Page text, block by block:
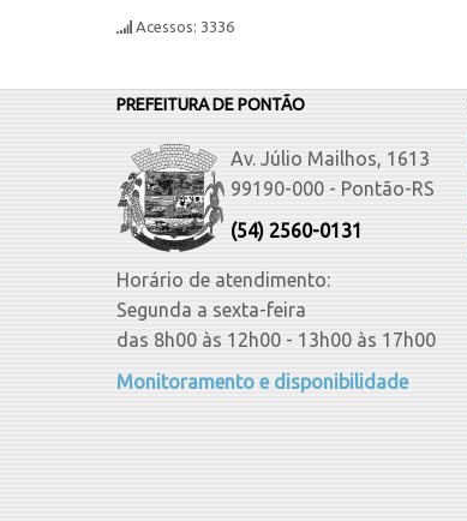
Acessos: 3336
PREFEITURA DE PONTÃO
Av. Júlio Mailhos, 1613
99190-000 - Pontão-RS
(54) 2560-0131
Horário de atendimento:
Segunda a sexta-feira
das 8h00 às 12h00 - 13h00 às 17h00
Monitoramento e disponibilidade